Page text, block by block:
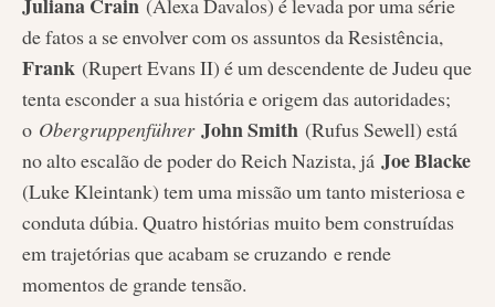
Juliana Crain (Alexa Davalos) é levada por uma série
de fatos a se envolver com os assuntos da Resistência,
Frank (Rupert Evans II) é um descendente de Judeu que
tenta esconder a sua história e origem das autoridades;
o Obergruppenführer John Smith (Rufus Sewell) está
no alto escalão de poder do Reich Nazista, já Joe Blacke
(Luke Kleintank) tem uma missão um tanto misteriosa e
conduta dúbia. Quatro histórias muito bem construídas
em trajetórias que acabam se cruzando e rende
momentos de grande tensão.